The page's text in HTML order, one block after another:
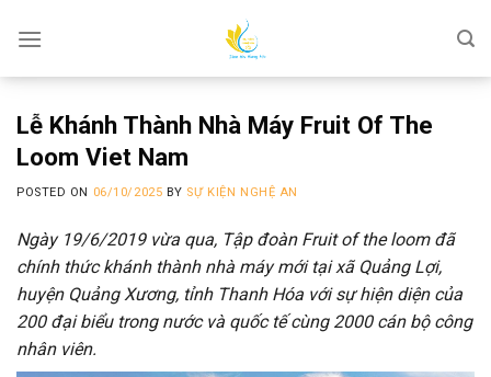
Lễ Khánh Thành Nhà Máy Fruit Of The
Loom Viet Nam
POSTED ON 06/10/2025 BY SỰ KIỆN NGHỆ AN
Ngày 19/6/2019 vừa qua, Tập đoàn Fruit of the loom đã
chính thức khánh thành nhà máy mới tại xã Quảng Lợi,
huyện Quảng Xương, tỉnh Thanh Hóa với sự hiện diện của
200 đại biểu trong nước và quốc tế cùng 2000 cán bộ công
nhân viên.